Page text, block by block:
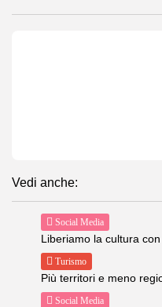
Vedi anche:
Social Media
Liberiamo la cultura
Turismo
Più territori e meno
Social Media